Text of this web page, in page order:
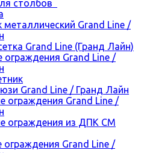
столбов
металлический Grand Line /
Grand Line (Гранд Лайн)
ограждения Grand Line /
Grand Line / Гранд Лайн
ограждения Grand Line /
ограждения из ДПК CM
ограждения Grand Line /